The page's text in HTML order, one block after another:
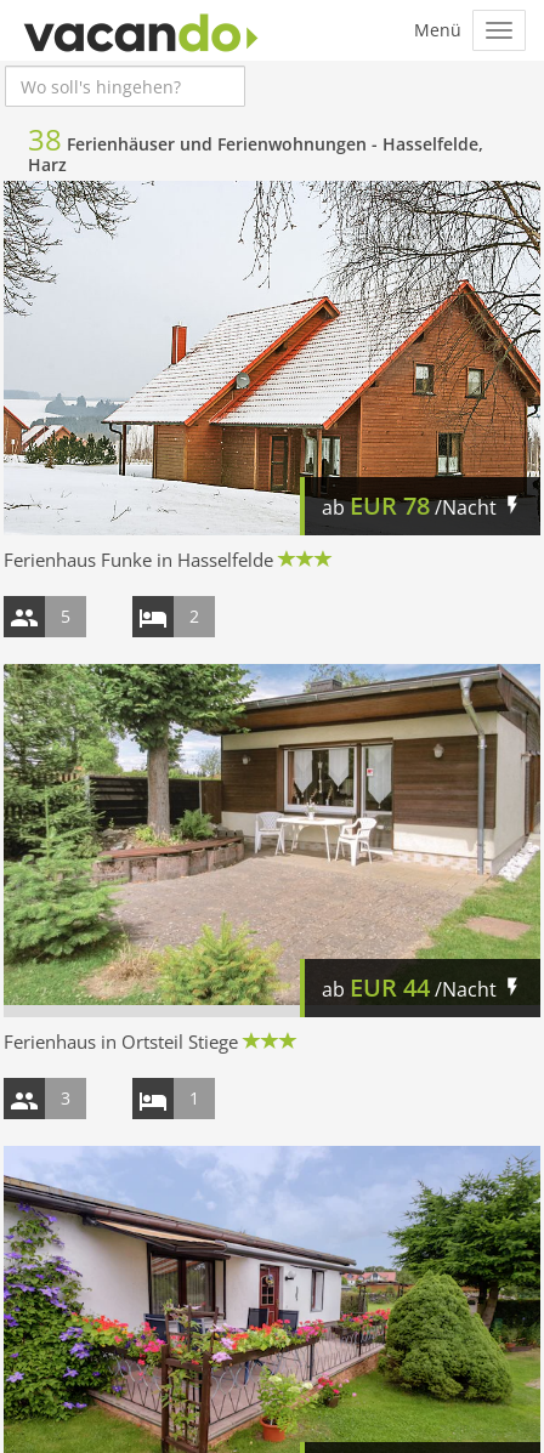
38 Ferienhäuser und Ferienwohnungen - Hasselfelde,
Harz
abEUR78/Nacht
Ferienhaus Funke in Hasselfelde
5 2
ab EUR44/Nacht
Ferienhaus in Ortsteil Stiege
3 1